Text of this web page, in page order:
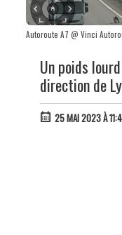
Autoroute A7 @ Vinci
Un poids
direction de
25 MAI 2023 À